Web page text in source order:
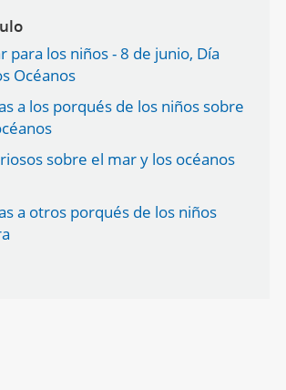
para los niños - 8 de junio, Día
Océanos
a los porqués de los niños sobre
sobre el mar y los océanos
a otros porqués de los niños